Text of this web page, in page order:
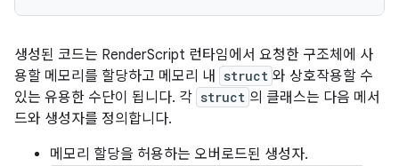
생성된 코드는 RenderScript 런타임에서 요청한 구조체에 사
용할 메모리를 할당하고 메모리 내
struct 와 상호작용할 수
있는 유용한 수단이 됩니다. 각 struct 의 클래스는 다음 메서
드와 생성자를 정의합니다.
메모리 할당을 허용하는 오버로드된 생성자.